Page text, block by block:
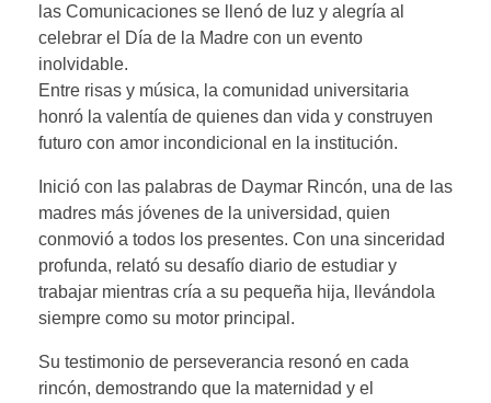
las Comunicaciones se llenó de luz y alegría al
celebrar el Día de la Madre con un evento
inolvidable.
​Entre risas y música, la comunidad universitaria
honró la valentía de quienes dan vida y construyen
futuro con amor incondicional en la institución.
Inició con las palabras de Daymar Rincón, una de las
madres más jóvenes de la universidad, quien
conmovió a todos los presentes. ​Con una sinceridad
profunda, relató su desafío diario de estudiar y
trabajar mientras cría a su pequeña hija, llevándola
siempre como su motor principal.
​Su testimonio de perseverancia resonó en cada
rincón, demostrando que la maternidad y el